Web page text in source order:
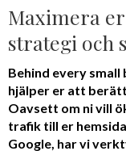
Maximera
strategi och
Behind every
hjälper er att
Oavsett om ni vill
trafik till er
Google, har vi